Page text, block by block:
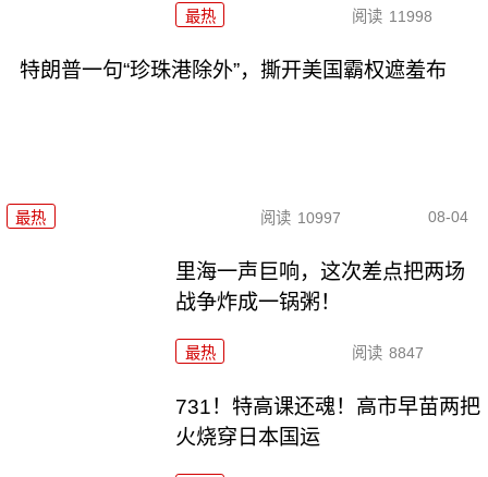
最热 阅读 11998
特朗普一句“珍珠港除外”，撕开美国霸权遮羞布
最热 阅读 10997 08-04
里海一声巨响，这次差点把两场
战争炸成一锅粥！
最热 阅读 8847
731！特高课还魂！高市早苗两把
火烧穿日本国运